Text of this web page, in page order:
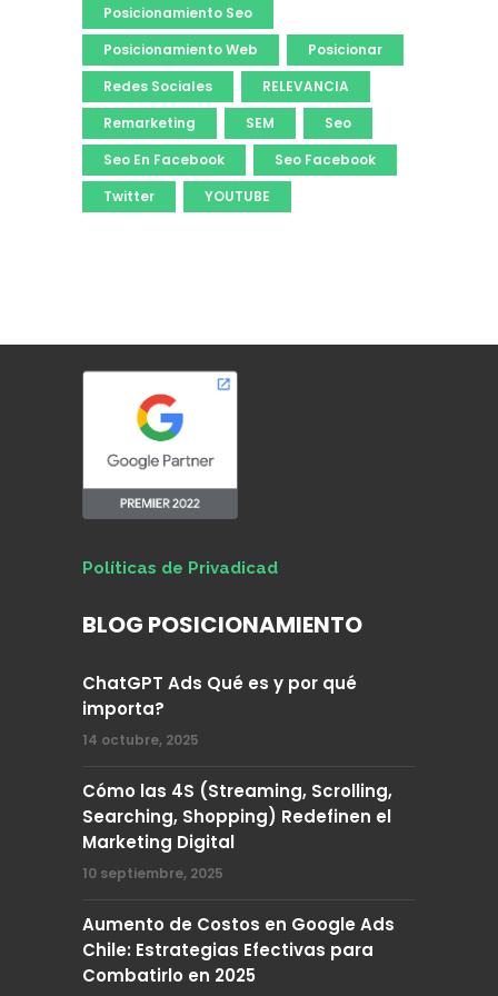
Posicionamiento Seo
Posicionamiento Web
Posicionar
Redes Sociales
RELEVANCIA
Remarketing
SEM
Seo
Seo En Facebook
Seo Facebook
Twitter
YOUTUBE
Políticas de Privadicad
BLOG POSICIONAMIENTO
ChatGPT Ads Qué es y por qué
importa?
14 octubre, 2025
Cómo las 4S (Streaming, Scrolling,
Searching, Shopping) Redefinen el
Marketing Digital
10 septiembre, 2025
Aumento de Costos en Google Ads
Chile: Estrategias Efectivas para
Combatirlo en 2025